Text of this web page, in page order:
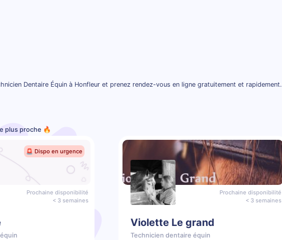
Dentaire Équin à Honfleur et prenez rendez-vous en ligne gratuitement et rapidement.
plus proche 🔥
🚨 Dispo en urgence
Prochaine disponibilité
< 3 semaines
Prochaine disponibilité
< 3 semaines
Violette Le grand
Technicien dentaire équin